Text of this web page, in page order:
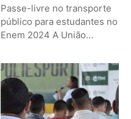
Passe-livre no transporte
público para estudantes no
Enem 2024 A União